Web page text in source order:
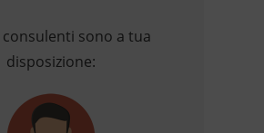
sono a tua
disposizione: